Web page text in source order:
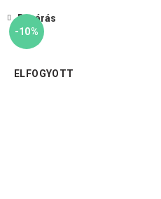
-10%
ELFOGYOTT
Bezárás